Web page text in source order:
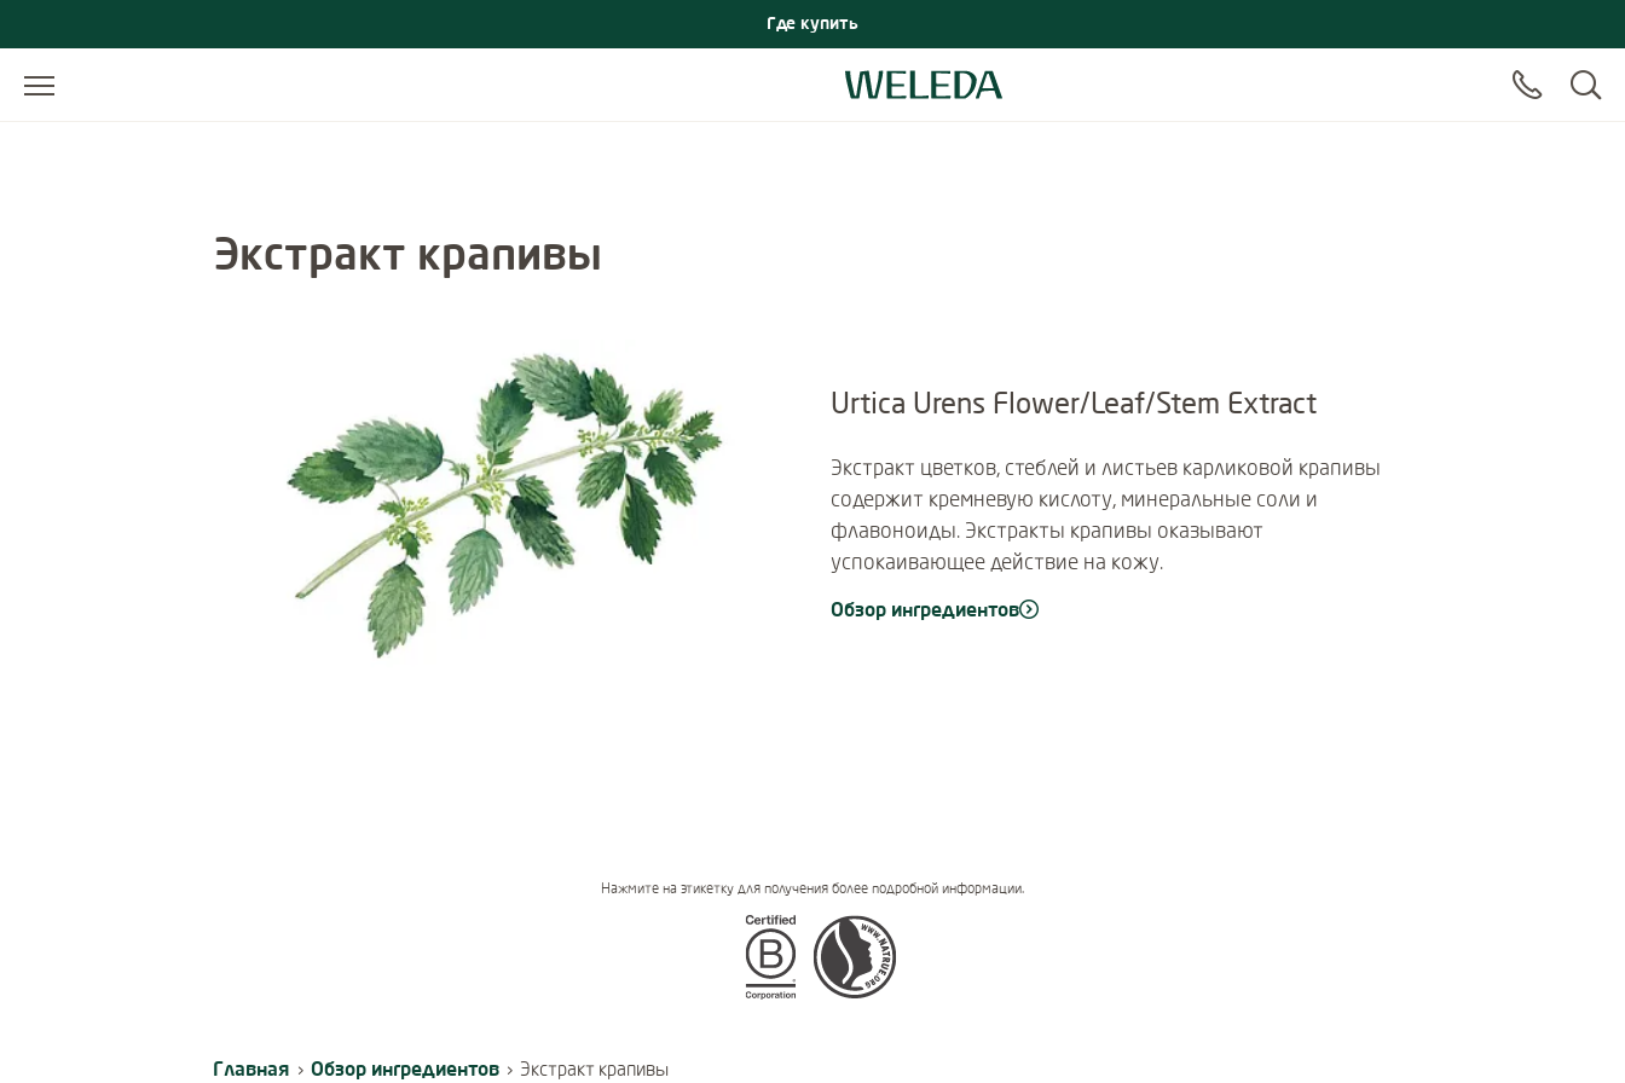
Где купить
Экстракт крапивы
Urtica Urens Flower/Leaf/Stem Extract
Экстракт цветков, стеблей и листьев карликовой крапивы
содержит кремневую кислоту, минеральные соли и
флавоноиды. Экстракты крапивы оказывают
успокаивающее действие на кожу.
Обзор ингредиентов
Certifications
Нажмите на этикетку для получения более подробной информации.
Главная › Обзор ингредиентов › Экстракт крапивы